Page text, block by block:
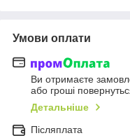
Умови оплати
Ви отримаєте
або гроші
Детальніше
Післяплата